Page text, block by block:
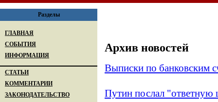
Разделы
ГЛАВНАЯ
СОБЫТИЯ
ИНФОРМАЦИЯ
СТАТЬИ
КОММЕНТАРИИ
ЗАКОНОДАТЕЛЬСТВО
Архив новостей
Выписки по банковским
Путин послал "ответную